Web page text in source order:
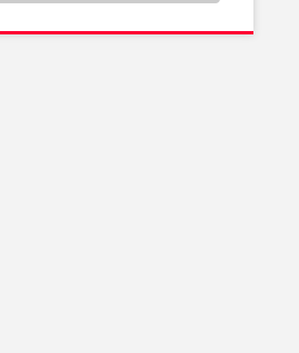
Guida su semi-binari Dualvee®,